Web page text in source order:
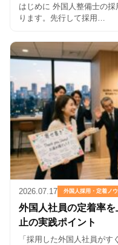
はじめに 外国人整備士の
ります。先行して採用…
2026.07.17 外国人採用・定着ノ
外国人社員の定着率
止の実践ポイント
「採用した外国人社員が